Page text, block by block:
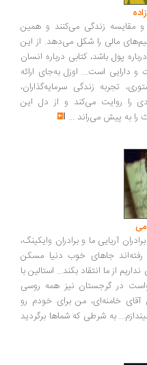
زندگی می‌کنند و همین
را شکل می‌دهد. از این
باشد، کتابی درباره انسان
است... اوزل به‌جای ارائه
زندگی سرمایه‌گذاران،
روایت می‌کند و از دل این
پیش می‌راند...
ما و برادران وایکینگ،
جاهای خوب دنیا مسکن
ما انتقاد بکند... استالین با
گرجستان نیز همه روسی
من برای خودم رو
به شرطی که شماها برگردید